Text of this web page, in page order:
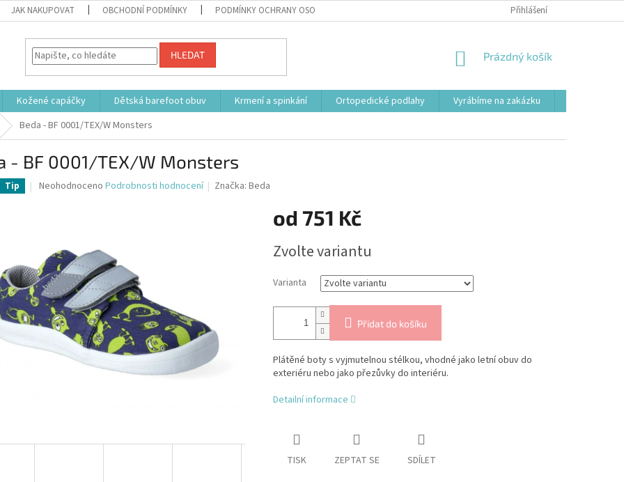
JAK NAKUPOVAT OBCHODNÍ PODMÍNKY PODMÍNKY OCHRANY OSOBNÍCH ÚDAJŮ Přihlášení
HLEDAT
NÁKUPNÍ
Prázdný košík
Kožené capáčky Dětská barefoot obuv Krmení a spinkání Ortopedické podlahy Vyrábíme na zakázku
Beda - BF 0001/TEX/W Monsters
- BF 0001/TEX/W Monsters
Tip
Průměrné
5
hvězdiček.
Neohodnoceno Podrobnosti hodnocení Značka:Beda
od 751 Kč
cena:
Zvolte variantu
Varianta
Přidat do košíku
Plátěné boty s vyjmutelnou stélkou, vhodné jako letní obuv do
exteriéru nebo jako přezůvky do interiéru.
Detailní informace
TISK ZEPTAT SE SDÍLET